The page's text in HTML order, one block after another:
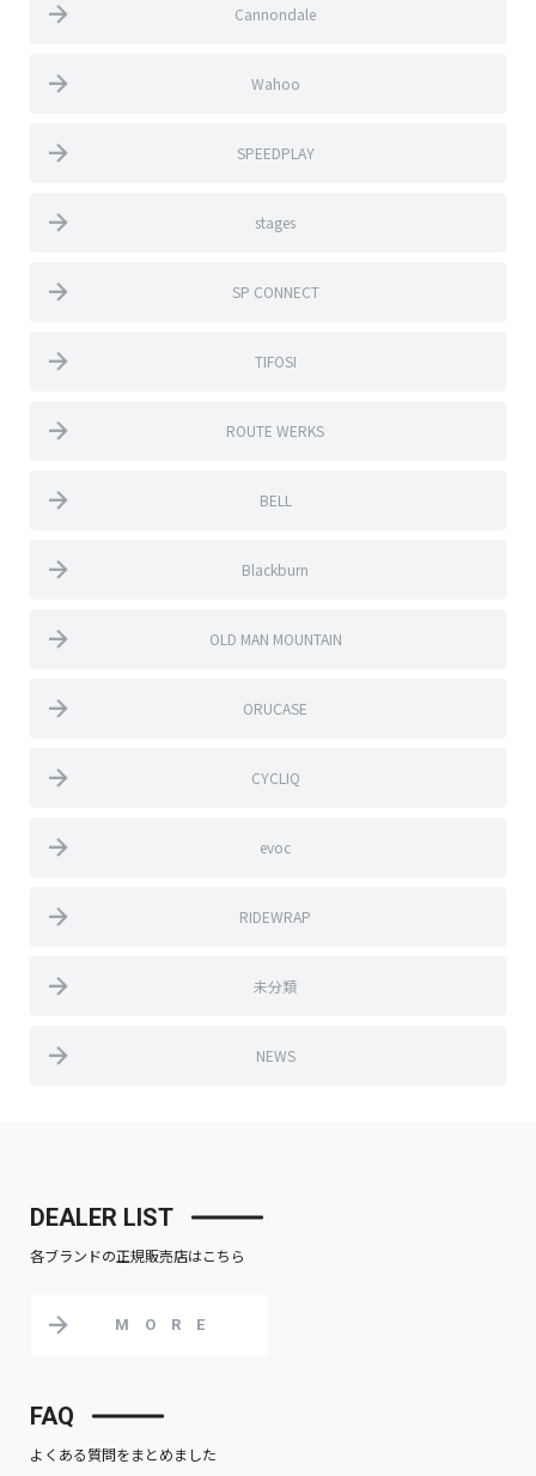
Cannondale
Wahoo
SPEEDPLAY
stages
SP CONNECT
TIFOSI
ROUTE WERKS
BELL
Blackburn
OLD MAN MOUNTAIN
ORUCASE
CYCLIQ
evoc
RIDEWRAP
未分類
NEWS
DEALER LIST
各ブランドの正規販売店はこちら
MORE
FAQ
よくある質問をまとめました